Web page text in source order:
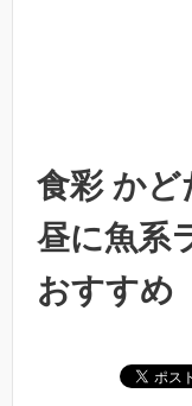
食彩 かど
昼に魚系
おすすめ